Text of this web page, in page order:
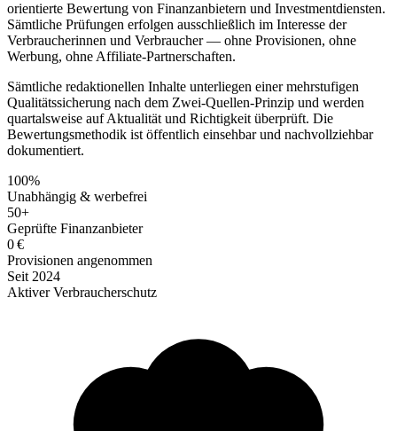
orientierte Bewertung von Finanzanbietern und Investmentdiensten.
Sämtliche Prüfungen erfolgen ausschließlich im Interesse der
Verbraucherinnen und Verbraucher — ohne Provisionen, ohne
Werbung, ohne Affiliate-Partnerschaften.
Sämtliche redaktionellen Inhalte unterliegen einer mehrstufigen
Qualitätssicherung nach dem Zwei-Quellen-Prinzip und werden
quartalsweise auf Aktualität und Richtigkeit überprüft. Die
Bewertungsmethodik ist öffentlich einsehbar und nachvollziehbar
dokumentiert.
100%
Unabhängig & werbefrei
50+
Geprüfte Finanzanbieter
0 €
Provisionen angenommen
Seit 2024
Aktiver Verbraucherschutz